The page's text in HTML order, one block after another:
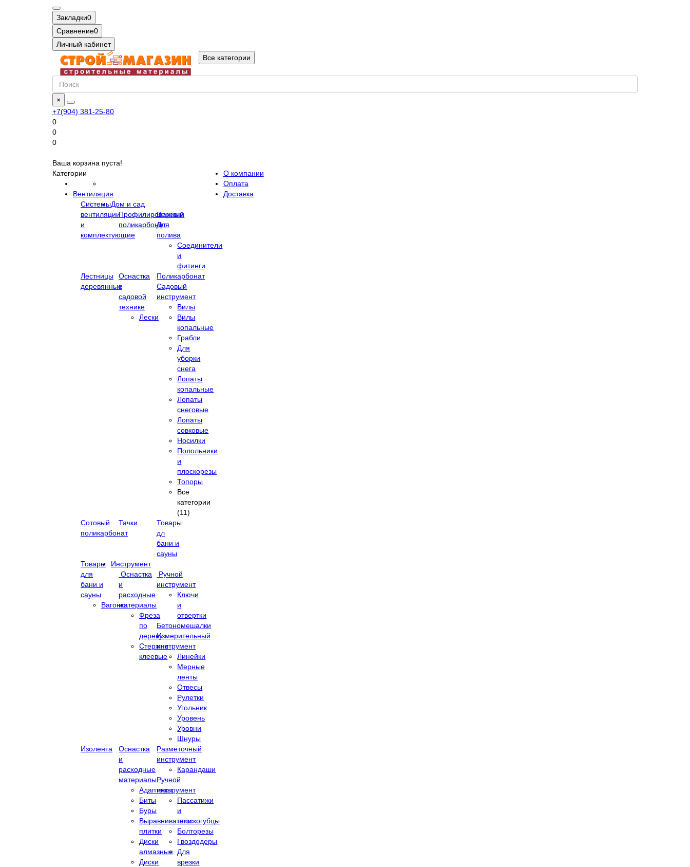
Закладки0
Сравнение0
Личный кабинет
Все категории
×
+7(904) 381-25-80
0
0
0
Ваша корзина пуста!
Категории
Вентиляция
Системы
вентиляции
и
комплектующие
Дом и сад
Профилированный
поликарбонат
Веревки
Для
полива
Соединители
и
фитинги
Лестницы
деревянные
Оснастка
к
садовой
технике
Лески
Поликарбонат
Садовый
инструмент
Вилы
Вилы
копальные
Грабли
Для
уборки
снега
Лопаты
копальные
Лопаты
снеговые
Лопаты
совковые
Носилки
Полольники
и
плоскорезы
Топоры
Все
категории
(11)
Сотовый
поликарбонат
Тачки
Товары
дл
бани и
сауны
Товары
для
бани и
сауны
Вагонка
Инструмент
Оснастка
и
расходные
материалы
Фреза
по
дереву
Стержни
клеевые
Ручной
инструмент
Ключи
и
отвертки
Бетономешалки
Измерительный
инструмент
Линейки
Мерные
ленты
Отвесы
Рулетки
Угольник
Уровень
Уровни
Шнуры
Изолента
Оснастка
и
расходные
материалы
Адаптеры
Биты
Буры
Выравниватели
плитки
Диски
алмазные
Диски
Разметочный
инструмент
Карандаши
Ручной
инструмент
Пассатижи
и
плоскогубцы
Болторезы
Гвоздодеры
Для
врезки
О компании
Оплата
Доставка